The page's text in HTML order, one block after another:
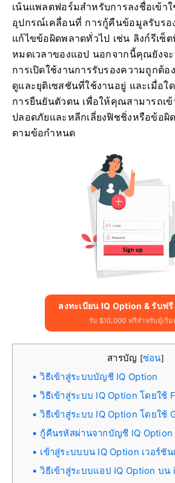
เน้นแพลตฟอร์มสำหรับการลงชื่อเข้าใ
อุปกรณ์เคลื่อนที่ การกู้คืนข้อมูลรับรอ
แก้ไขข้อผิดพลาดทั่วไป เช่น ลิงก์รีเซ็
หมดเวลาของแอป นอกจากนี้คุณยังจ
การเปิดใช้งานการรับรองความถูกต้อ
ดูและยุติเซสชันที่ใช้งานอยู่ และเมื่อใ
การยืนยันตัวตน เพื่อให้คุณสามารถเข้
ปลอดภัยและหลีกเลี่ยงฟิชชิ่งหรือข้อผิ
ตามข้อกำหนด
ลงทะเบียน IQ Option & รับฟ
รับ $10,000 ฟรีสำหรับผู้เริ่
สารบัญ [ซ่อน]
วิธีเข้าสู่ระบบบัญชี IQ Option
วิธีเข้าสู่ระบบ IQ Option โดยใช้
วิธีเข้าสู่ระบบ IQ Option โดยใช้
กู้คืนรหัสผ่านจากบัญชี IQ Option
เข้าสู่ระบบบน IQ Option เวอร์ชั
วิธีเข้าสู่ระบบแอป IQ Option บน